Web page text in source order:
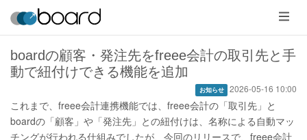
メ
ニ
ュ
ー
boardの顧客・発注先をfreee会計の取引先と手
動で紐付けできる機能を追加
お知らせ 2026-05-16 10:00
これまで、freee会計連携機能では、freee会計の「取引先」と
boardの「顧客」や「発注先」との紐付けは、名称による自動マッ
チングが行われる仕組みでしたが、今回のリリースで、freee会計